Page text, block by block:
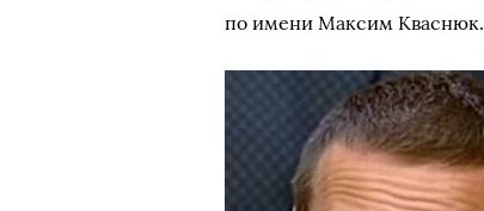
по имени Максим Кваснюк.